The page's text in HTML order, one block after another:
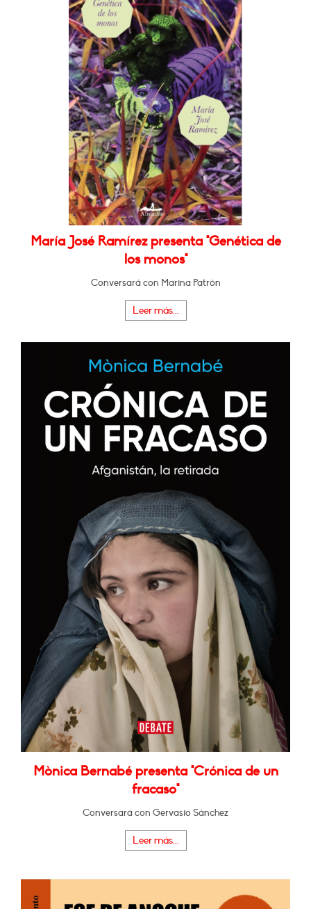
María José Ramírez presenta "Genética de
los monos"
Conversará con Marina Patrón
Leer más...
Mònica Bernabé presenta "Crónica de un
fracaso"
Conversará con Gervasio Sánchez
Leer más...